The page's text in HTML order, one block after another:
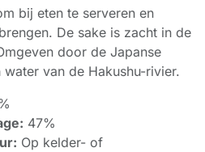
bij eten te serveren en
De sake is zacht in de
door de Japanse
van de Hakushu-rivier.
47%
Op kelder- of